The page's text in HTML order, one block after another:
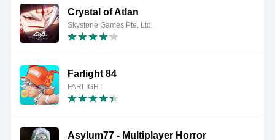
Crystal of Atlan
Skystone Games Pte. Ltd.
Farlight 84
FARLIGHT
Asylum77 - Multiplayer Horror